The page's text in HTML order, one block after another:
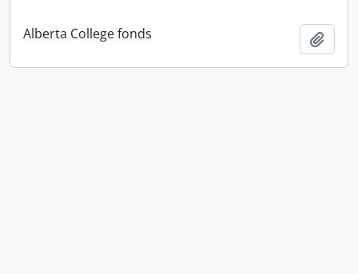
Alberta College fonds